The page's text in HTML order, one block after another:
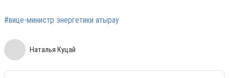
#вице-министр энергетики атырау
Наталья Куцай